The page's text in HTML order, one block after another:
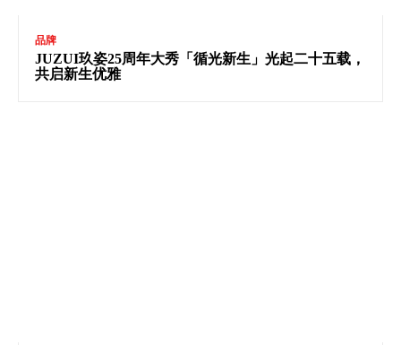
品牌
JUZUI玖姿25周年大秀「循光新生」光起二十五载，
共启新生优雅